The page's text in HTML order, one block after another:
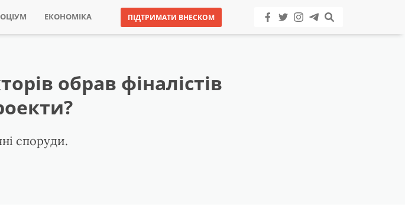
ЕКОНОМІКА ПІДТРИМАТИ ВНЕСКОМ
обрав фіналістів
споруди.